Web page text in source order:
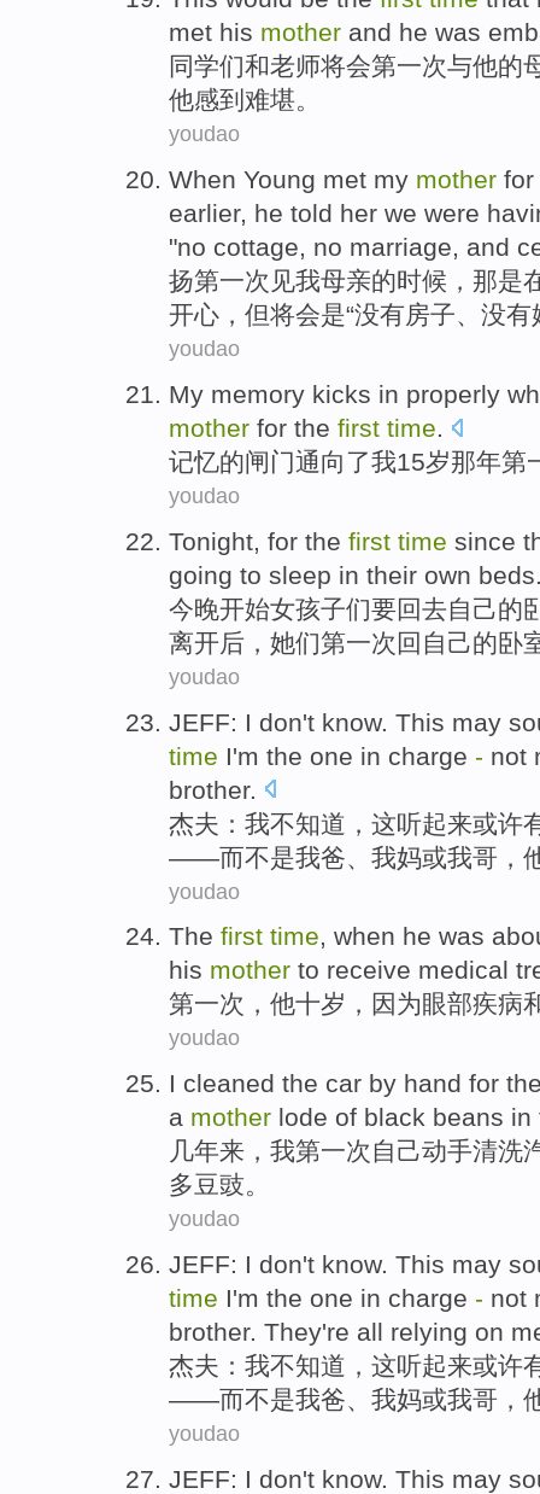
met his mother and he was
同学们和老师将会第一次与他的
他感到 难堪。
youdao
When Young met my mother for
earlier, he told her we were
"no cottage, no marriage, and
扬第一次 见我母亲的时候 ，那是
开心 ， 但将会是“没有房子、没有
youdao
My memory kicks in properly
mother for the first time.
记忆的闸门通向了我15岁那年第
youdao
Tonight, for the first time since
going to sleep in their own beds
今晚开始女孩子们要回去自己的
离开后 ，她们第一次 回自己的卧
youdao
JEFF: I don't know. This may
time I'm the one in charge - not
brother.
杰夫 ： 我不知道 ， 这听起来或许
——而不是我爸 、我妈或我哥 ，
youdao
The first time, when he was
his mother to receive medical
第一次 ， 他十岁， 因为眼部疾病
youdao
I cleaned the car by hand for
a mother lode of black beans in
几年来， 我第一次 自己动手清洗
多豆豉。
youdao
JEFF: I don't know. This may
time I'm the one in charge - not
brother. They're all relying on
杰夫 ： 我不知道 ， 这听起来或许
——而不是我爸、我妈或我哥 ，
youdao
JEFF: I don't know. This may